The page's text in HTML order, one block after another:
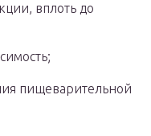
вплоть до
пищеварительной